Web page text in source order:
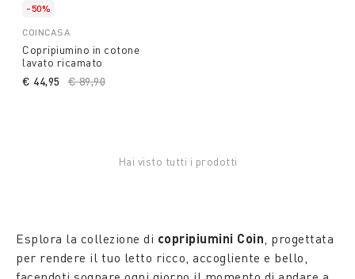
-50%
COINCASA
Copripiumino in cotone
lavato ricamato
Price reduced from
€ 89,90
€ 44,95
Hai visto tutti i prodotti
Esplora la collezione di copripiumini Coin , progettata
per rendere il tuo letto ricco, accogliente e bello,